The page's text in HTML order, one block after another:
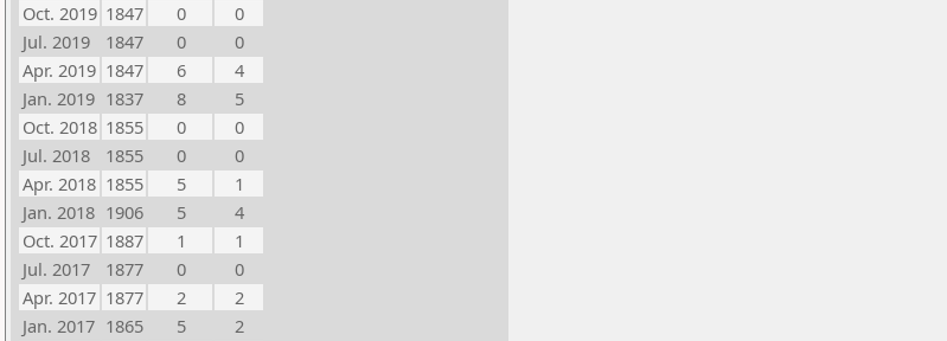
Oct. 2019 1847 0
0
Jul. 2019
1847 0
0
Apr. 2019 1847 6
4
Jan. 2019 1837 8
5
Oct. 2018 1855 0
0
Jul. 2018
1855 0
0
Apr. 2018 1855 5
1
Jan. 2018 1906 5
4
Oct. 2017 1887 1
1
Jul. 2017
1877 0
0
Apr. 2017 1877 2
2
Jan. 2017 1865 5
2